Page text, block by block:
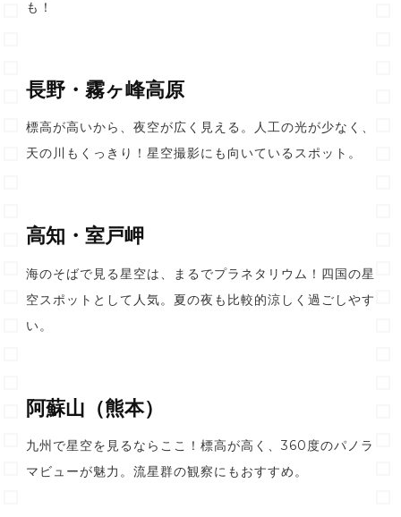
も！
長野・霧ヶ峰高原
標高が高いから、夜空が広く見える。人工の光が少なく、
天の川もくっきり！星空撮影にも向いているスポット。
高知・室戸岬
海のそばで見る星空は、まるでプラネタリウム！四国の星
空スポットとして人気。夏の夜も比較的涼しく過ごしやす
い。
阿蘇山（熊本）
九州で星空を見るならここ！標高が高く、360度のパノラ
マビューが魅力。流星群の観察にもおすすめ。